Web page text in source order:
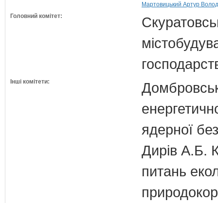
Мартовицький Артур
Головний комітет:
Інші комітети:
ядерної
Дирів А.Б.
питань